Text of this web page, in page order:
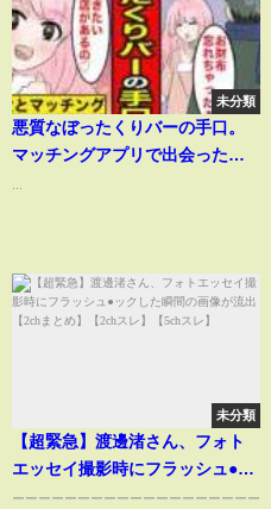
未分類
悪質なぼったくりバーの手口。
マッチングアプリで出会った美
未分類
【超緊急】渡邊渚さん、フォト
エッセイ撮影時にフラッシュ●ッ
クした瞬間の画像が流出 【2ch
ーーーーーーーーーーーーーーーーーーー